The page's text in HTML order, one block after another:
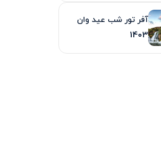
آفر تور شب عید وان
1403